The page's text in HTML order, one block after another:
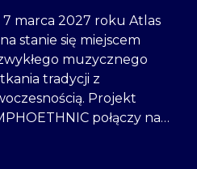
7 marca 2027 roku Atlas
stanie się miejscem
muzycznego
tradycji z
Projekt
połączy na…